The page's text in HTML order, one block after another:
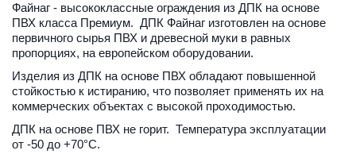
Файнаг - высококлассные ограждения из ДПК на основе
ПВХ класса Премиум.  ДПК Файнаг изготовлен на основе
первичного сырья ПВХ и древесной муки в равных
пропорциях, на европейском оборудовании.
Изделия из ДПК на основе ПВХ обладают повышенной
стойкостью к истиранию, что позволяет применять их на
коммерческих объектах с высокой проходимостью.
ДПК на основе ПВХ не горит.  Температура эксплуатации
от -50 до +70°С.